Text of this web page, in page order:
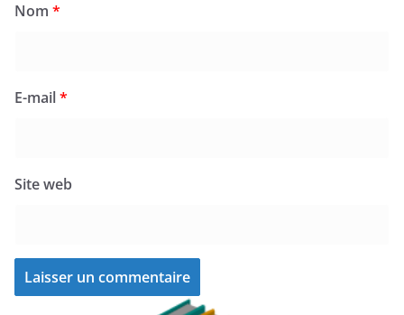
Nom *
E-mail*
Site web